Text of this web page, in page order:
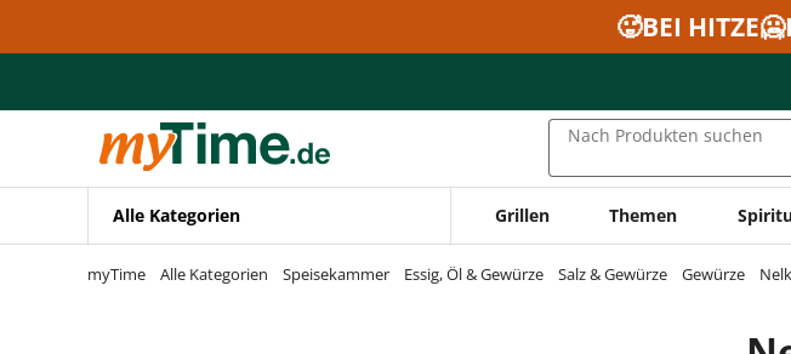
Zur Navigation springen
🥵BEI
Nach Produkten suchen
Alle Kategorien Grillen Themen
myTime Alle Kategorien Speisekammer Essig, Öl & Gewürze Salz & Gewürze Gewürze